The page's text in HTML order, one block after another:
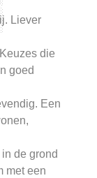
Liever
die
goed
Een
de grond
met een